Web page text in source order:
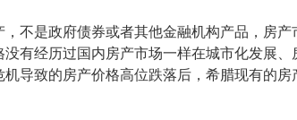
不是政府债券或者其他金融机构产品，房产
有经历过国内房产市场一样在城市化发展、
导致的房产价格高位跌落后，希腊现有的房